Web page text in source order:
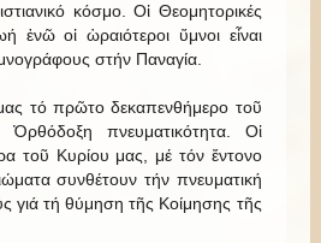
κόσμο. Οἱ Θεομητορικές
ἐνῶ οἱ ὡραιότεροι ὕμνοι εἶναι
στήν Παναγία.
τό πρῶτο δεκαπενθήμερο τοῦ
πνευματικότητα. Οἱ
τοῦ Κυρίου μας, μέ τόν ἔντονο
συνθέτουν τήν πνευματική
γιά τή θύμηση τῆς Κοίμησης τῆς